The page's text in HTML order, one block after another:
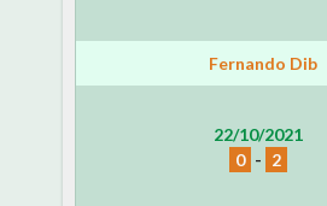
Fernando Dib
22/10/2021
0 - 2